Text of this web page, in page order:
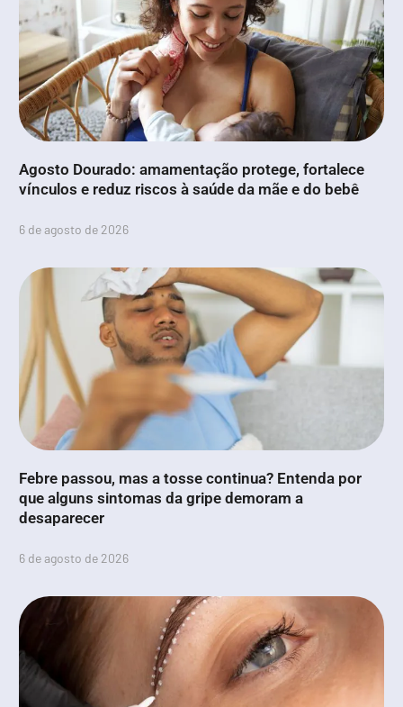
Agosto Dourado: amamentação protege, fortalece
vínculos e reduz riscos à saúde da mãe e do bebê
6 de agosto de 2026
Febre passou, mas a tosse continua? Entenda por
que alguns sintomas da gripe demoram a
desaparecer
6 de agosto de 2026